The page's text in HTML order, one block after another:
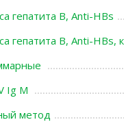
гепатита В, Anti-HBs
гепатита В, Anti-
Ig M
метод